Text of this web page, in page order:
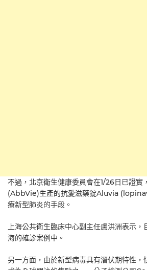
不過，北京衛生健康委員會在1/26日已證實
(AbbVie)生產的抗愛滋藥錠Aluvia
療新型肺炎的手段。
上海公共衛生臨床中心副主任盧洪洲表示
海的確診案例中。
另一方面，由於新型病毒具有潛伏期特性，